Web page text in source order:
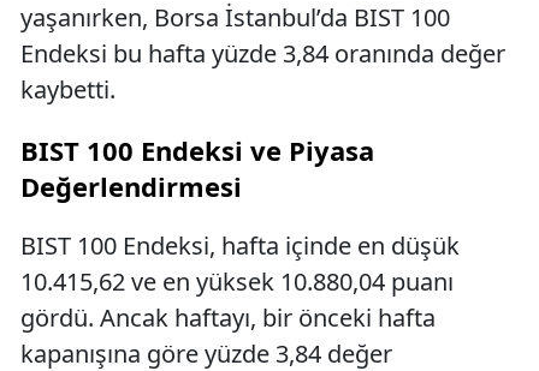
yaşanırken, Borsa İstanbul’da BIST 100
Endeksi bu hafta yüzde 3,84 oranında değer
kaybetti.
BIST 100 Endeksi ve Piyasa
Değerlendirmesi
BIST 100 Endeksi, hafta içinde en düşük
10.415,62 ve en yüksek 10.880,04 puanı
gördü. Ancak haftayı, bir önceki hafta
kapanışına göre yüzde 3,84 değer